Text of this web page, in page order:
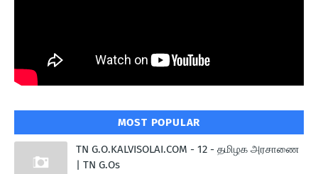
MOST POPULAR
TN G.O.KALVISOLAI.COM - 12 - தமிழக அரசாணை
| TN G.Os